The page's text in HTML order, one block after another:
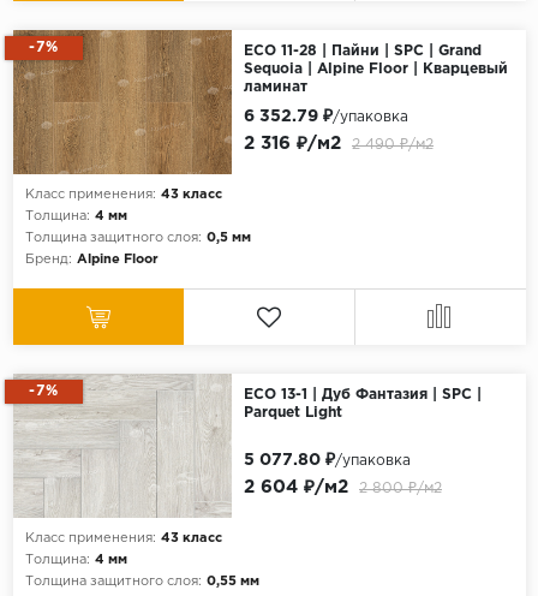
-7%
ECO 11-28 | Пайни | SPC | Grand
Sequoia | Alpine Floor | Кварцевый
ламинат
Класс применения: 43 класс
Толщина: 4 мм
Толщина защитного слоя: 0,5 мм
Бренд: Alpine Floor
2 316 ₽/м2 2 490 ₽/м2
6 352.79 ₽/упаковка
-7%
ECO 13-1 | Дуб Фантазия | SPC |
Parquet Light
Класс применения: 43 класс
Толщина: 4 мм
Толщина защитного слоя: 0,55 мм
2 604 ₽/м2 2 800 ₽/м2
5 077.80 ₽/упаковка